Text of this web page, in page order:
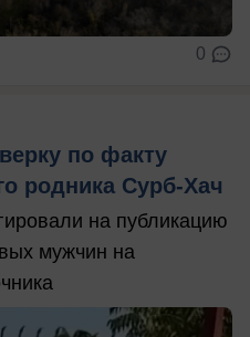
0
по факту
родника Сурб-Хач
на публикацию
мужчин на